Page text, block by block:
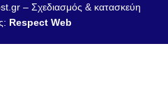
– Σχεδιασμός & κατασκεύη
Respect Web